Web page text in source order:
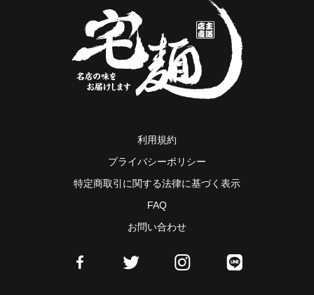
利用規約
プライバシーポリシー
特定商取引に関する法律に基づく表示
FAQ
お問い合わせ